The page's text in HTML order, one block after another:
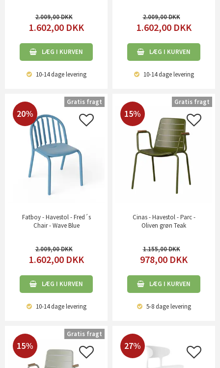
2.009,00
1.602,00 DKK
LÆG I KURVEN
10-14 dagelevering
2.009,00
1.602,00 DKK
LÆG I KURVEN
10-14 dagelevering
20%
Fatboy - Havestol - Fred´s
Chair - Wave Blue
2.009,00
1.602,00 DKK
LÆG I KURVEN
10-14 dagelevering
Gratis fragt
15%
Cinas - Havestol - Parc -
Oliven grøn Teak
1.155,00
978,00 DKK
LÆG I KURVEN
5-8 dagelevering
Gratis fragt
15%
Gratis fragt
27%